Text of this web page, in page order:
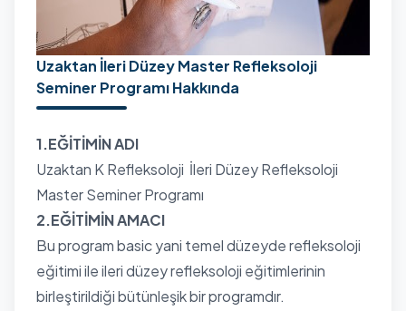
Uzaktan İleri Düzey Master Refleksoloji
Seminer Programı Hakkında
1.EĞİTİMİN ADI
Uzaktan K Refleksoloji İleri Düzey Refleksoloji
Master Seminer Programı
2.EĞİTİMİN AMACI
Bu program basic yani temel düzeyde refleksoloji
eğitimi ile ileri düzey refleksoloji eğitimlerinin
birleştirildiği bütünleşik bir programdır.